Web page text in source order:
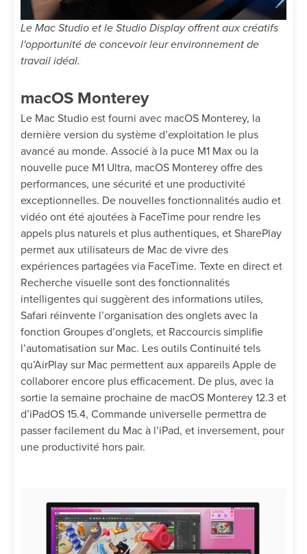
Le Mac Studio et le Studio Display offrent aux créatifs
l'opportunité de concevoir leur environnement de
travail idéal.
macOS Monterey
Le Mac Studio est fourni avec macOS Monterey, la
dernière version du système d’exploitation le plus
avancé au monde. Associé à la puce M1 Max ou la
nouvelle puce M1 Ultra, macOS Monterey offre des
performances, une sécurité et une productivité
exceptionnelles. De nouvelles fonctionnalités audio et
vidéo ont été ajoutées à FaceTime pour rendre les
appels plus naturels et plus authentiques, et SharePlay
permet aux utilisateurs de Mac de vivre des
expériences partagées via FaceTime. Texte en direct et
Recherche visuelle sont des fonctionnalités
intelligentes qui suggèrent des informations utiles,
Safari réinvente l’organisation des onglets avec la
fonction Groupes d’onglets, et Raccourcis simplifie
l’automatisation sur Mac. Les outils Continuité tels
qu’AirPlay sur Mac permettent aux appareils Apple de
collaborer encore plus efficacement. De plus, avec la
sortie la semaine prochaine de macOS Monterey 12.3 et
d’iPadOS 15.4, Commande universelle permettra de
passer facilement du Mac à l’iPad, et inversement, pour
une productivité hors pair.